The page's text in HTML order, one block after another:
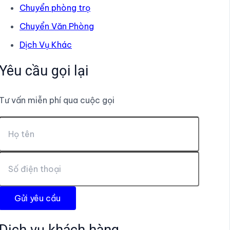
Chuyển phòng trọ
Chuyển Văn Phòng
Dịch Vụ Khác
cầu gọi lại
vấn miễn phí qua cuộc gọi